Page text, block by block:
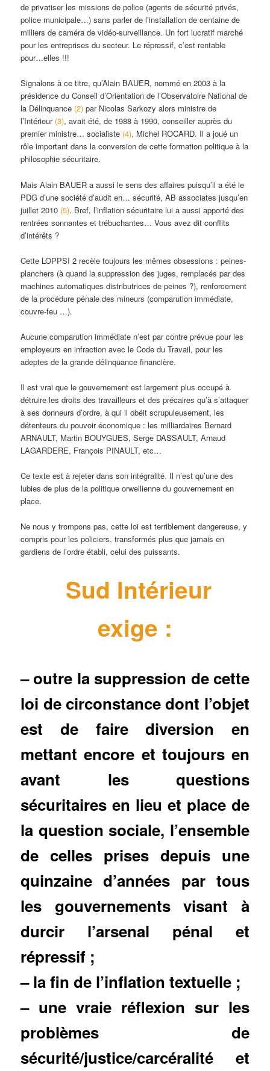
de privatiser les missions de police (agents de sécurité privés,
police municipale…) sans parler de l’installation de centaine de
milliers de caméra de vidéo-surveillance. Un fort lucratif marché
pour les entreprises du secteur. Le répressif, c’est rentable
pour…elles !!!
Signalons à ce titre, qu’Alain BAUER, nommé en 2003 à la
présidence du Conseil d’Orientation de l’Observatoire National de
la Délinquance (2) par Nicolas Sarkozy alors ministre de
l’Intérieur (3), avait été, de 1988 à 1990, conseiller auprès du
premier ministre… socialiste (4), Michel ROCARD. Il a joué un
rôle important dans la conversion de cette formation politique à la
philosophie sécuritaire.
Mais Alain BAUER a aussi le sens des affaires puisqu’il a été le
PDG d’une société d’audit en… sécurité, AB associates jusqu’en
juillet 2010 (5). Bref, l’inflation sécuritaire lui a aussi apporté des
rentrées sonnantes et trébuchantes… Vous avez dit conflits
d’intérêts ?
Cette LOPPSI 2 recèle toujours les mêmes obsessions : peines-
planchers (à quand la suppression des juges, remplacés par des
machines automatiques distributrices de peines ?), renforcement
de la procédure pénale des mineurs (comparution immédiate,
couvre-feu …).
Aucune comparution immédiate n’est par contre prévue pour les
employeurs en infraction avec le Code du Travail, pour les
adeptes de la grande délinquance financière.
Il est vrai que le gouvernement est largement plus occupé à
détruire les droits des travailleurs et des précaires qu’à s’attaquer
à ses donneurs d’ordre, à qui il obéit scrupuleusement, les
détenteurs du pouvoir économique : les milliardaires Bernard
ARNAULT, Martin BOUYGUES, Serge DASSAULT, Arnaud
LAGARDERE, François PINAULT, etc…
Ce texte est à rejeter dans son intégralité. Il n’est qu’une des
lubies de plus de la politique orwellienne du gouvernement en
place.
Ne nous y trompons pas, cette loi est terriblement dangereuse, y
compris pour les policiers, transformés plus que jamais en
gardiens de l’ordre établi, celui des puissants.
Sud Intérieur
exige :
– outre la suppression de cette
loi de circonstance dont l’objet
est de faire diversion en
mettant encore et toujours en
avant les questions
sécuritaires en lieu et place de
la question sociale, l’ensemble
de celles prises depuis une
quinzaine d’années par tous
les gouvernements visant à
durcir l’arsenal pénal et
répressif ;
– la fin de l’inflation textuelle ;
– une vraie réflexion sur les
problèmes de
sécurité/justice/carcéralité et